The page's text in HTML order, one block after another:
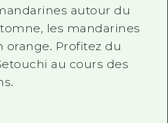
autour du
les mandarines
orange. Profitez du
au cours des